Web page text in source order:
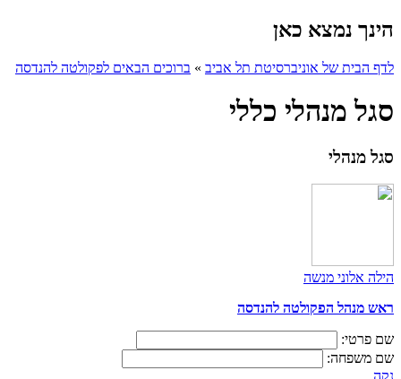
הינך נמצא כאן
לדף הבית של אוניברסיטת תל אביב » ברוכים הבאים לפקולטה להנדסה
סגל מנהלי כללי
סגל מנהלי
הילה אלוני מנשה
ראש מנהל הפקולטה להנדסה
שם פרטי:
שם משפחה: